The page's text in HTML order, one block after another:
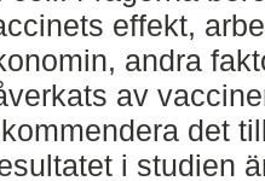
effekt,
andra
av
det
i studien